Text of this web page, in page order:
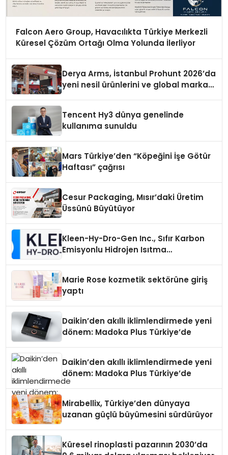
Falcon Aero Group, Havacılıkta Türkiye Merkezli
Küresel Çözüm Ortağı Olma Yolunda İlerliyor
Derya Arms, İstanbul Prohunt 2026’da
yeni nesil ürünlerini ve global marka
Tencent Hy3 dünya genelinde
kullanıma sunuldu
Mars Türkiye’den “Köpeğini İşe Götür
Haftası” çağrısı
Cesur Packaging, Mısır’daki Üretim
Üssünü Büyütüyor
Kleen-Hy-Dro-Gen Inc., Sıfır Karbon
Emisyonlu Hidrojen Isıtma
Marie Rose kozmetik sektörüne giriş
yaptı
Daikin’den akıllı iklimlendirmede yeni
dönem: Madoka Plus Türkiye’de
Daikin’den akıllı iklimlendirmede yeni
dönem: Madoka Plus Türkiye’de
Mirabellix, Türkiye’den dünyaya
uzanan güçlü büyümesini sürdürüyor
Küresel rinoplasti pazarının 2030’da